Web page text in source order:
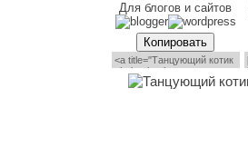
Для блогов и сайтов
Копировать